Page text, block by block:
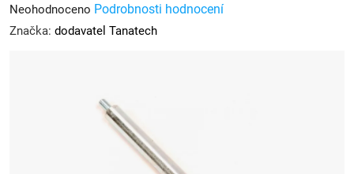
Průměrné
hodnocení
Neohodnoceno Podrobnosti hodnocení
Značka: dodavatel Tanatech